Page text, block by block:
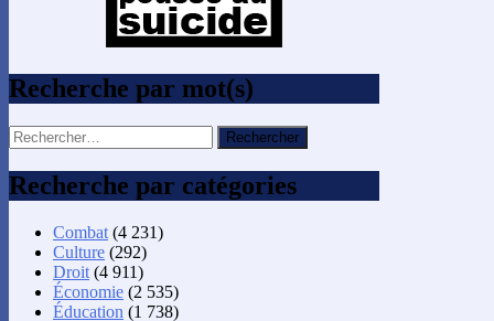
Recherche par mot(s)
Rechercher :
Recherche par catégories
Combat (4 231)
Culture (292)
Droit (4 911)
Économie (2 535)
Éducation (1 738)